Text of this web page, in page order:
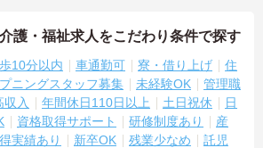
護・福祉求人をこだわり条件で探す
10分以内 車通勤可 寮・借り上げ
住
ニングスタッフ募集 未経験OK
管理職
収入 年間休日110日以上 土日祝休
日
資格取得サポート 研修制度あり
産
実績あり
新卒OK 残業少なめ
託児